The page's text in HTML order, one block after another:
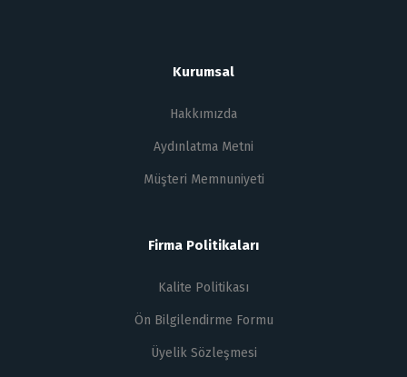
Kurumsal
Hakkımızda
Aydınlatma Metni
Müşteri Memnuniyeti
Firma Politikaları
Kalite Politikası
Ön Bilgilendirme Formu
Üyelik Sözleşmesi